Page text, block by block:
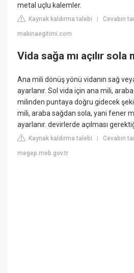
metal uçlu kalemler.
Kaynak kaldırma talebi |Cevabın
makinaegitimi.com
Vida sağa mı açılır sola
Ana mili dönüş yönü vidanın sağ
ayarlanır. Sol vida için ana mili,
milinden puntaya doğru gidecek
mili, araba sağdan sola, yani fener
ayarlanır. devirlerde açılması
Kaynak kaldırma talebi |Cevabın
megep.meb.gov.tr